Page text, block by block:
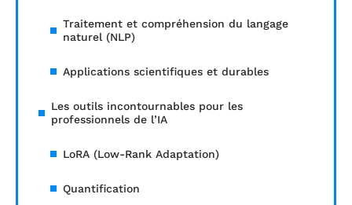
Traitement et compréhension du langage
naturel (NLP)
Applications scientifiques et durables
Les outils incontournables pour les
professionnels de l’IA
LoRA (Low-Rank Adaptation)
Quantification